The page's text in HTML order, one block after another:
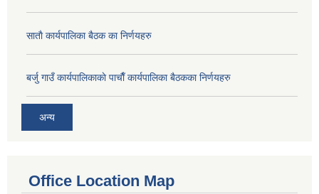
साताै‌ कार्यपालिका बैठक का निर्णयहरु
बर्जु गाउँ कार्यपालिकाकाे पाचाै‌ँ कार्यपालिका बैठकका निर्णयहरु
अन्य
Office Location Map